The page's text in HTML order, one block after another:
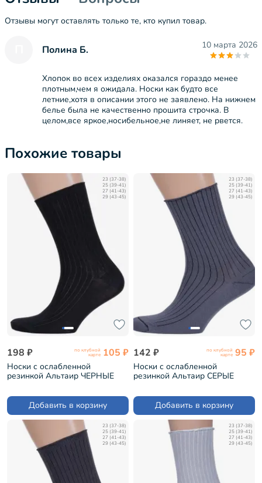
Отзывы могут оставлять только те, кто купил товар.
Полина Б. 10 марта 2026
Хлопок во всех изделиях оказался гораздо менее
плотным,чем я ожидала. Носки как будто все
летние,хотя в описании этого не заявлено. На нижнем
белье была не качественно прошита строчка. В
целом,все яркое,носибельное,не линяет, не рвется.
Похожие товары
23 (37-38)
25 (39-41)
27 (41-43)
29 (43-45)
198 ₽ по клубной
карте 105 ₽
Носки с ослабленной
резинкой Альтаир ЧЕРНЫЕ
Добавить в корзину
23 (37-38)
25 (39-41)
27 (41-43)
29 (43-45)
142 ₽ по клубной
карте 95 ₽
Носки с ослабленной
резинкой Альтаир СЕРЫЕ
Добавить в корзину
23 (37-38)
25 (39-41)
27 (41-43)
29 (43-45)
23 (37-38)
25 (39-41)
27 (41-43)
29 (43-45)